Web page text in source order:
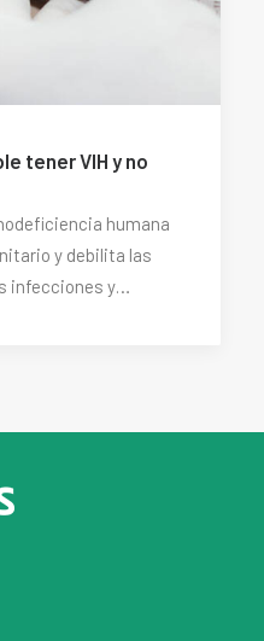
tener VIH y no
humana
y debilita las
infecciones y…